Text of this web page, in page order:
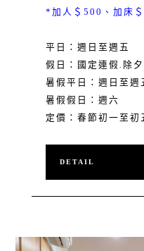
*加人＄500、加床
平日：週日至週五
假日：國定連假.除
暑假平日：週日至週
暑假假日：週六
定價：春節初一至初
DETAIL